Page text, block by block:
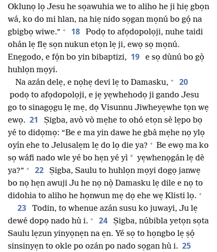
Oklunọ lọ Jesu he sọawuhia we to aliho he ji hiẹ gbọn
wá, ko do mi hlan, na hiẹ nido sọgan mọnú bo gọ́ na
gbigbọ wiwe.” + 18
Podọ to afọdopolọji, nuhe taidi
ohán lẹ flẹ sọn nukun etọn lẹ ji, ewọ sọ mọnú.
Enẹgodo, e fọ́n bo yin bibaptizi, 19
e sọ dùnú bo gọ̀
huhlọn mọyi.
Na azán delẹ, e nọhẹ devi lẹ to Damasku, + 20
podọ to afọdopolọji, e jẹ yẹwhehodọ ji gando Jesu
go to sinagọgu lẹ mẹ, dọ Visunnu Jiwheyẹwhe tọn wẹ
ewọ. 21
Ṣigba, avò vò mẹhe to ohó etọn sè lẹpo bọ
yé to didọmọ: “Be e ma yin dawe he gbà mẹhe nọ ylọ
oyín ehe to Jelusalẹm lẹ do lọ die ya? + Be ewọ ma ko
sọ wáfi nado wle yé bo hẹn yé yì * yẹwhenọgán lẹ dè
ya?” + 22
Ṣigba, Saulu to huhlọn mọyi dogọ janwẹ
bo nọ hẹn awuji Ju he nọ nọ̀ Damasku lẹ dile e nọ to
didohia to aliho he họnwun mẹ dọ ehe wẹ Klisti lọ. +
23
Todin, to whenue azán susu ko juwayi, Ju lẹ
dewé dopọ nado hù i. + 24
Ṣigba, núbibla yetọn sọta
Saulu lẹzun yinyọnẹn na ẹn. Yé sọ to họngbo lẹ ṣọ́
sinsinyẹn to okle po ozán po nado sọgan hù i. 25